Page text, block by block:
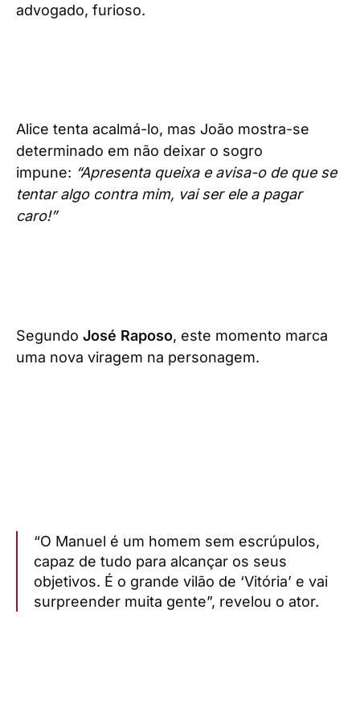
advogado, furioso.
Alice tenta acalmá-lo, mas João mostra-se
determinado em não deixar o sogro
impune: “Apresenta queixa e avisa-o de que se
tentar algo contra mim, vai ser ele a pagar
caro!”
Segundo José Raposo, este momento marca
uma nova viragem na personagem.
“O Manuel é um homem sem escrúpulos,
capaz de tudo para alcançar os seus
objetivos. É o grande vilão de ‘Vitória’ e vai
surpreender muita gente”, revelou o ator.